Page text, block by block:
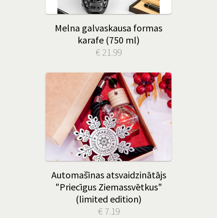
Melna galvaskausa formas
karafe (750 ml)
€ 21.99
Automašīnas atsvaidzinātājs
"Priecīgus Ziemassvētkus"
(limited edition)
€ 7.19